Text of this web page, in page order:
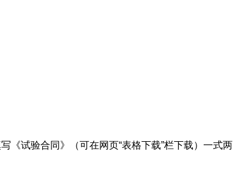
《试验合同》（可在网页“表格下载”栏下载）一式两